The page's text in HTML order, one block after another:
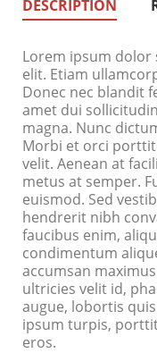
DESCRIPTION
Lorem ipsum dolor
elit. Etiam
Donec nec blandit
amet dui
magna. Nunc
Morbi et orci
velit. Aenean at
metus at semper.
euismod. Sed
hendrerit nibh
faucibus enim,
condimentum
accumsan
ultricies velit id,
augue, lobortis
ipsum turpis,
eros.